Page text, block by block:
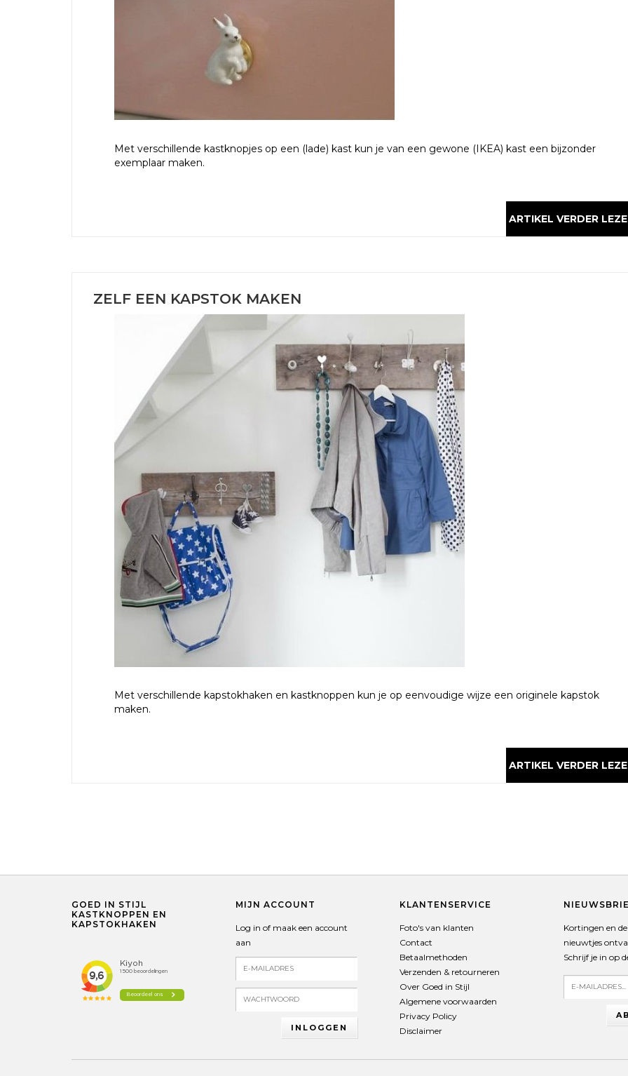
Met verschillende kastknopjes op een (lade) kast kun je van een gewone (IKEA) kast een bijzonder
exemplaar maken.
ARTIKEL VERDER
ZELF EEN KAPSTOK MAKEN
Met verschillende kapstokhaken en kastknoppen kun je op eenvoudige wijze een originele kapstok
maken.
ARTIKEL VERDER
GOED IN STIJL
KASTKNOPPEN EN
KAPSTOKHAKEN
MIJN ACCOUNT
Log in of maak een account
aan
INLOGGEN
KLANTENSERVICE
Foto's van klanten
Contact
Betaalmethoden
Verzenden & retourneren
Over Goed in Stijl
Algemene voorwaarden
Privacy Policy
Disclaimer
Kortingen en
nieuwtjes
Schrijf je in op